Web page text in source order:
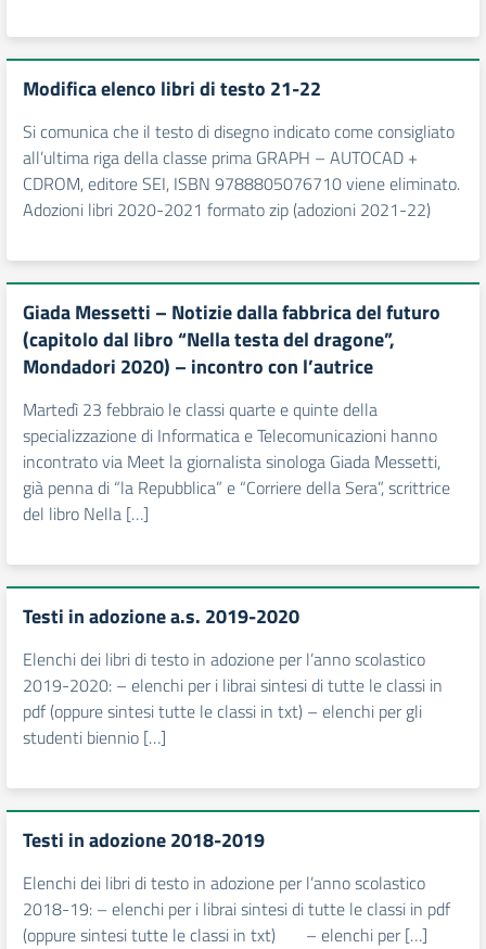
Modifica elenco libri di testo 21-22
Si comunica che il testo di disegno indicato come consigliato
all’ultima riga della classe prima GRAPH – AUTOCAD +
CDROM, editore SEI, ISBN 9788805076710 viene eliminato.
Adozioni libri 2020-2021 formato zip (adozioni 2021-22)
Giada Messetti – Notizie dalla fabbrica del futuro
(capitolo dal libro “Nella testa del dragone”,
Mondadori 2020) – incontro con l’autrice
Martedì 23 febbraio le classi quarte e quinte della
specializzazione di Informatica e Telecomunicazioni hanno
incontrato via Meet la giornalista sinologa Giada Messetti,
già penna di “la Repubblica” e “Corriere della Sera”, scrittrice
del libro Nella […]
Testi in adozione a.s. 2019-2020
Elenchi dei libri di testo in adozione per l’anno scolastico
2019-2020: – elenchi per i librai sintesi di tutte le classi in
pdf (oppure sintesi tutte le classi in txt) – elenchi per gli
studenti biennio […]
Testi in adozione 2018-2019
Elenchi dei libri di testo in adozione per l’anno scolastico
2018-19: – elenchi per i librai sintesi di tutte le classi in pdf
(oppure sintesi tutte le classi in txt) – elenchi per […]